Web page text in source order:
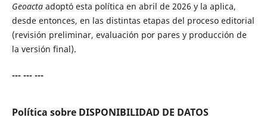
Geoacta adoptó esta política en abril de 2026 y la aplica,
desde entonces, en las distintas etapas del proceso editorial
(revisión preliminar, evaluación por pares y producción de
la versión final).
--- --- ---
Política sobre DISPONIBILIDAD DE DATOS